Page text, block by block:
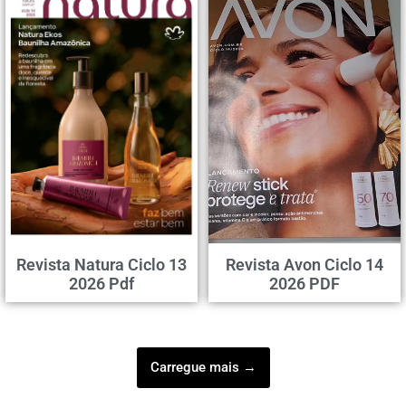
Revista Natura Ciclo 13
2026 Pdf
Revista Avon Ciclo 14
2026 PDF
Carregue mais →